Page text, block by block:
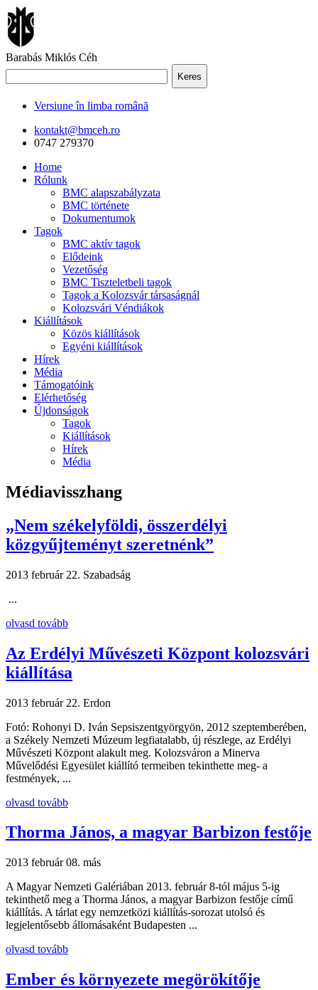
Barabás Miklós Céh
Keres
Versiune în limba română
kontakt@bmceh.ro
0747 279370
Home
Rólunk
BMC alapszabályzata
BMC története
Dokumentumok
Tagok
BMC aktív tagok
Elődeink
Vezetőség
BMC Tiszteletbeli tagok
Tagok a Kolozsvár társaságnál
Kolozsvári Véndiákok
Kiállítások
Közös kiállítások
Egyéni kiállítások
Hírek
Média
Támogatóink
Elérhetőség
Újdonságok
Tagok
Kiállítások
Hírek
Média
Médiavisszhang
„Nem székelyföldi, összerdélyi
közgyűjteményt szeretnénk”
2013 február 22. Szabadság
...
olvasd tovább
Az Erdélyi Művészeti Központ kolozsvári
kiállítása
2013 február 22. Erdon
Fotó: Rohonyi D. Iván Sepsiszentgyörgyön, 2012 szeptemberében,
a Székely Nemzeti Múzeum legfiatalabb, új részlege, az Erdélyi
Művészeti Központ alakult meg. Kolozsváron a Minerva
Művelődési Egyesület kiállító termeiben tekinthette meg- a
festmények, ...
olvasd tovább
Thorma János, a magyar Barbizon festője
2013 február 08. más
A Magyar Nemzeti Galériában 2013. február 8-tól május 5-ig
tekinthető meg a Thorma János, a magyar Barbizon festője című
kiállítás. A tárlat egy nemzetközi kiállítás-sorozat utolsó és
legjelentősebb állomásaként Budapesten ...
olvasd tovább
Ember és környezete megörökítője